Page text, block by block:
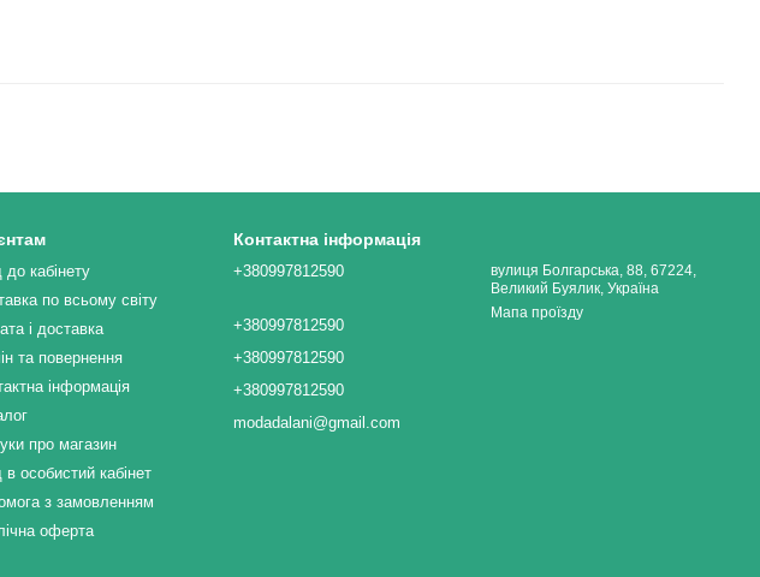
до кабінету
по всьому світу
і доставка
та повернення
інформація
про магазин
в особистий кабінет
з замовленням
оферта
Контактна інформація
+380997812590
+380997812590
+380997812590
+380997812590
modadalani@gmail.com
вулиця Болгарська, 88, 67224,
Великий Буялик, Україна
Мапа проїзду